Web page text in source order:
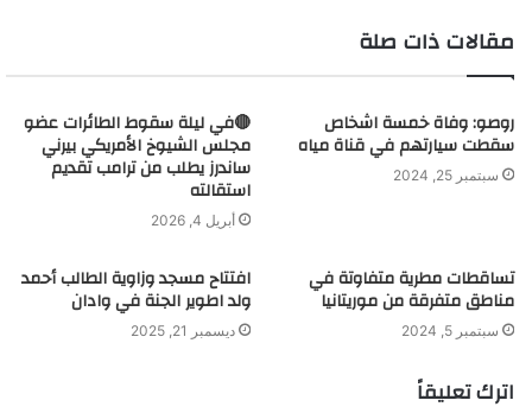
مقالات ذات صلة
روصو: وفاة خمسة اشخاص
سقطت سيارتهم في قناة مياه
سبتمبر 25, 2024
🔴في ليلة سقوط الطائرات عضو
مجلس الشيوخ الأمريكي بيرني
ساندرز يطلب من ترامب تقديم
استقالته
أبريل 4, 2026
تساقطات مطرية متفاوتة في
مناطق متفرقة من موريتانيا
سبتمبر 5, 2024
افتتاح مسجد وزاوية الطالب أحمد
ولد اطوير الجنة في وادان
ديسمبر 21, 2025
اترك تعليقاً